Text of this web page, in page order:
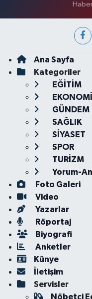
Haber
Ana Sayfa
Kategoriler
EĞİTİM
EKONOMİ
GÜNDEM
SAĞLIK
SİYASET
SPOR
TURİZM
Yorum-
Foto Galeri
Video
Yazarlar
Röportaj
Biyografi
Anketler
Künye
İletişim
Servisler
Nöbetçi